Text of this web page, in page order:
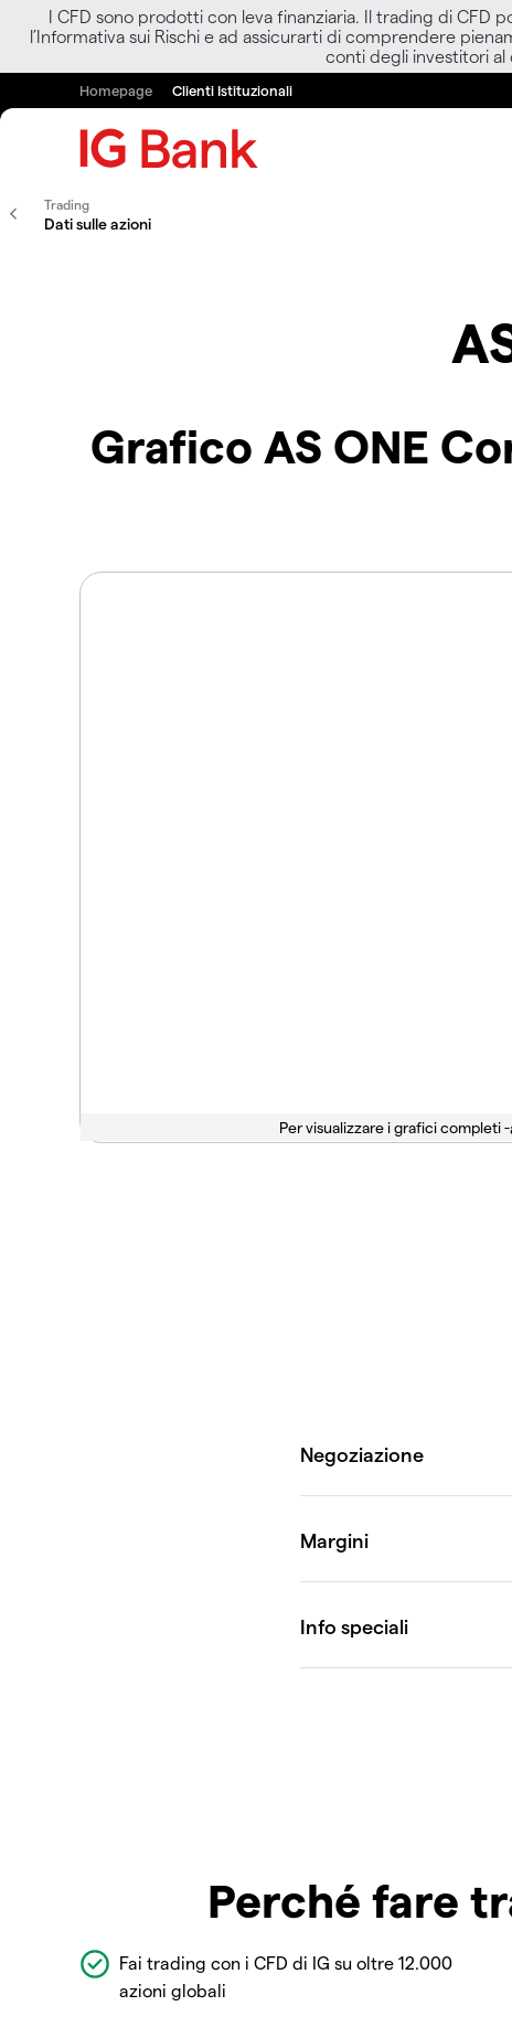
I CFD sono prodotti con leva finanziaria. Il trading di
l’Informativa sui Rischi e ad assicurarti di comprendere
conti degli investitori al
Homepage Clienti Istituzionali
Trading
Dati sulle azioni
Grafico AS ONE
Per visualizzare i grafici completi -
Perché fare
Fai trading con i CFD di IG su oltre 12.000
azioni globali